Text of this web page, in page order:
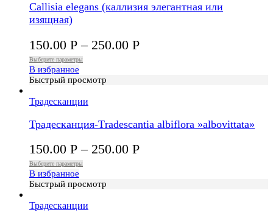
Callisia elegans (каллизия элегантная или
изящная)
150.00 Р – 250.00 Р
Выберите параметры
В избранное
Быстрый просмотр
Традесканции
Традесканция-Тradescantia albiflora »albovittata»
150.00 Р – 250.00 Р
Выберите параметры
В избранное
Быстрый просмотр
Традесканции